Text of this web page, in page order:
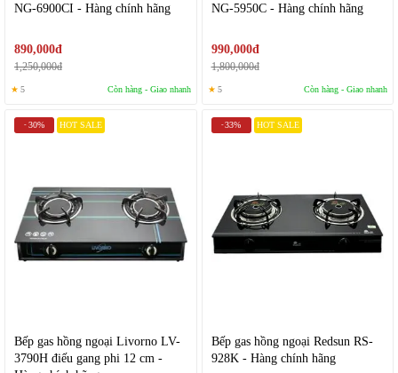
NG-6900CI - Hàng chính hãng
890,000đ
1,250,000đ
★ 5 Còn hàng - Giao nhanh
NG-5950C - Hàng chính hãng
990,000đ
1,800,000đ
★ 5 Còn hàng - Giao nhanh
- 30% HOT SALE
Bếp gas hồng ngoại Livorno LV-
3790H điếu gang phi 12 cm -
-33% HOT SALE
Bếp gas hồng ngoại Redsun RS-
928K - Hàng chính hãng